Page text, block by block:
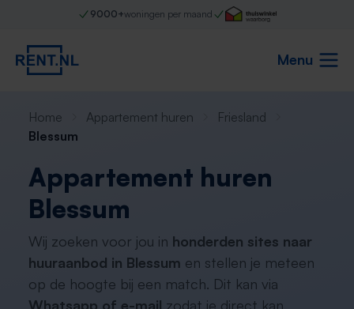
9000+woningen per maand
Menu
Home Appartement huren
Friesland
Blessum
Appartement huren
Blessum
Wij zoeken voor jou in honderden sites naar
huuraanbod in Blessum en stellen je meteen
op de hoogte bij een match. Dit kan via
Whatsapp of e-mail zodat je direct kan